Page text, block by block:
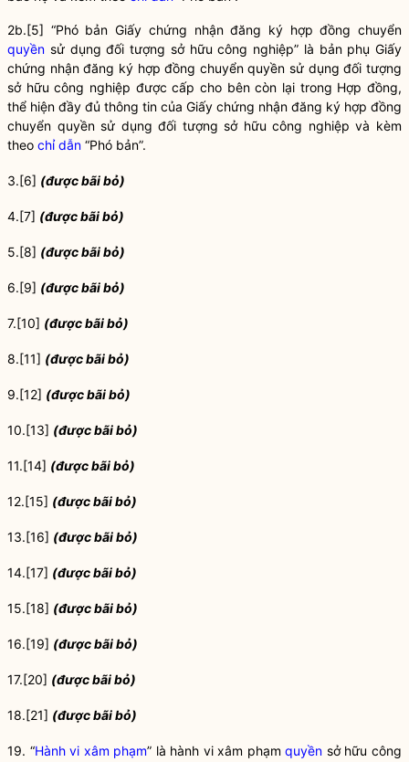
2b.[5] “Phó bản Giấy chứng nhận đăng ký hợp đồng chuyển
quyền sử dụng đối tượng sở hữu công nghiệp” là bản phụ Giấy
chứng nhận đăng ký hợp đồng chuyểnquyền sử dụng đối tượng
sở hữu công nghiệp được cấp cho bên còn lại trong Hợp đồng,
thể hiện đầy đủ thông tin của Giấy chứng nhận đăng ký hợp đồng
chuyển quyềnsử dụng đối tượng sở hữu công nghiệp và kèm
theo chỉ dẫn “Phó bản”.
3.[6] (được bãi bỏ)
4.[7] (được bãi bỏ)
5.[8] (được bãi bỏ)
6.[9] (được bãi bỏ)
7.[10] (được bãi bỏ)
8.[11] (được bãi bỏ)
9.[12] (được bãi bỏ)
10.[13] (được bãi bỏ)
11.[14] (được bãi bỏ)
12.[15] (được bãi bỏ)
13.[16] (được bãi bỏ)
14.[17] (được bãi bỏ)
15.[18] (được bãi bỏ)
16.[19] (được bãi bỏ)
17.[20] (được bãi bỏ)
18.[21] (được bãi bỏ)
19. “Hành vi xâm phạm” là hành vi xâm phạm quyền sở hữu công